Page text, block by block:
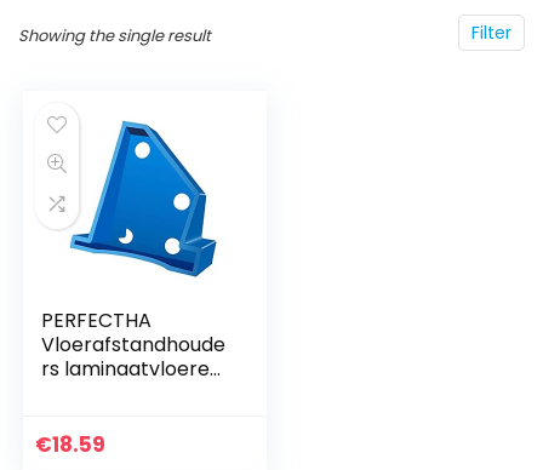
Filter
Showing the single result
PERFECTHA
Vloerafstandhoude
rs laminaatvloeren
gereedschap met
€18.59